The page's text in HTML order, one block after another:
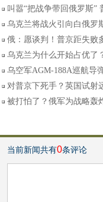
叫嚣“把战争带回俄罗斯”
乌克兰将战火引向白俄罗
俄：愿谈判！普京距失败
乌克兰为什么开始占优了
乌空军AGM-188A巡航导
对普京下死手？英国试射
被打怕了？俄军为战略轰
当前新闻共有0条评论